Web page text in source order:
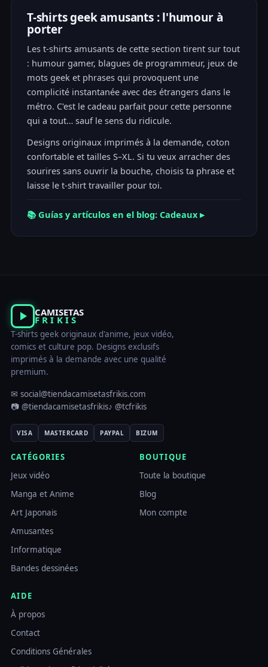
T-shirts geek amusants : l'humour à
porter
Les t-shirts amusants de cette section tirent sur tout
: humour gamer, blagues de programmeur, jeux de
mots geek et phrases qui provoquent une
complicité instantanée avec des étrangers dans le
métro. C'est le cadeau parfait pour cette personne
qui a tout… sauf le sens du ridicule.
Designs originaux imprimés à la demande, coton
confortable et tailles S–XL. Si tu veux arracher des
sourires sans ouvrir la bouche, choisis ta phrase et
laisse le t-shirt travailler pour toi.
📚 Guías y artículos en el blog: Cadeaux ▸
CAMISETAS
FRIKIS
T-shirts geek originaux d'anime, jeux vidéo,
comics et culture pop. Designs exclusifs
imprimés à la demande avec une qualité
premium.
✉ social@tiendacamisetasfrikis.com
📷 @tiendacamisetasfrikis♪ @tcfrikis
VISA MASTERCARD PAYPAL BIZUM
CATÉGORIES
Jeux vidéo
Manga et Anime
Art Japonais
Amusantes
Informatique
Bandes dessinées
BOUTIQUE
Toute la boutique
Blog
Mon compte
AIDE
À propos
Contact
Conditions Générales